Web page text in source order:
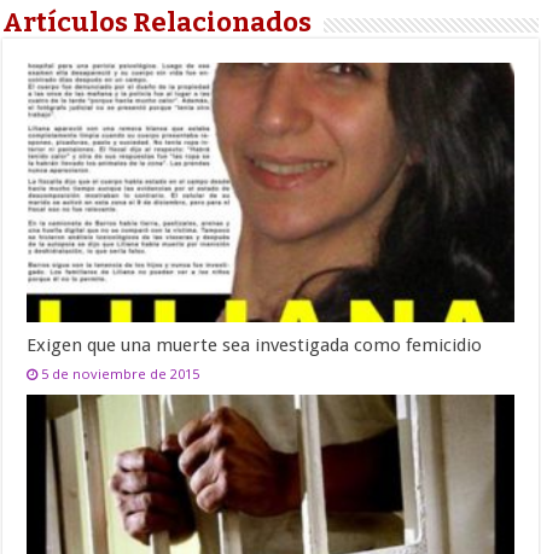
Artículos Relacionados
Exigen que una muerte sea investigada como femicidio
5 de noviembre de 2015